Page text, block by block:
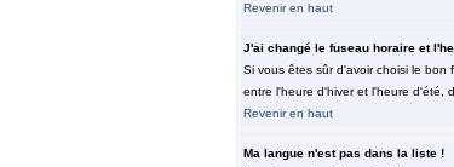
Revenir en haut
J'ai changé le fuseau horaire et
Si vous êtes sûr d'avoir choisi le
entre l'heure d'hiver et l'heure d'été,
Revenir en haut
Ma langue n'est pas dans la liste !